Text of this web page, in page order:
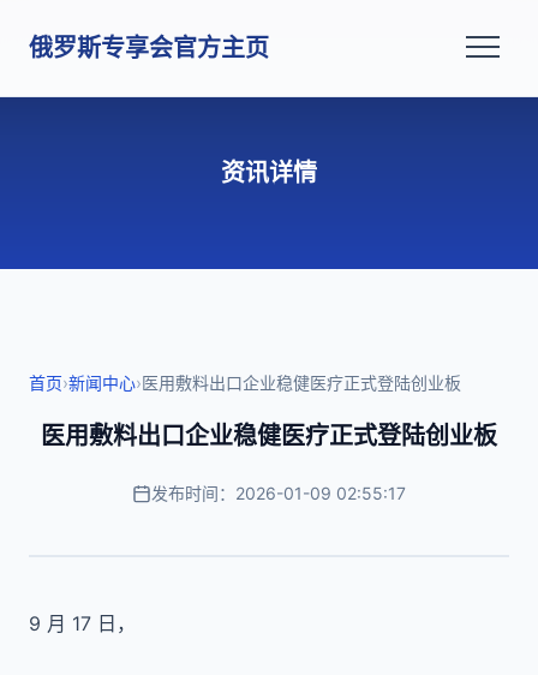
俄罗斯专享会官方主页
资讯详情
首页›新闻中心›医用敷料出口企业稳健医疗正式登陆创业板
医用敷料出口企业稳健医疗正式登陆创业板
发布时间：2026-01-09 02:55:17
9 月 17 日，